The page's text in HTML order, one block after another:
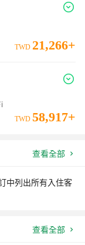
TWD 21,266+
TWD 58,917+
查看全部
中列出所有入住客
查看全部